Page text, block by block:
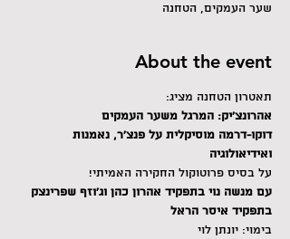
שער העמקים, הטחנה
About the event
תאטרון הטחנה מציג:
אהרונצ'יק: המרגל משער העמקים
דוקו-דרמה מוסיקלית על פנצ'ר, נאמנות
ואידיאולוגיה
על בסיס פרוטוקול החקירה האמיתי!
עם מנשה נוי בתפקיד אהרון כהן וג'וזף שפרינצק
בתפקיד איסר הראל
בימוי: יונתן לוי